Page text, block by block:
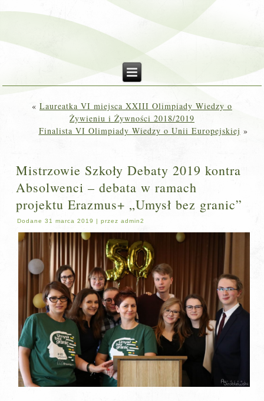
« Laureatka VI miejsca XXIII Olimpiady Wiedzy o
Żywieniu i Żywności 2018/2019
Finalista VI Olimpiady Wiedzy o Unii Europejskiej »
Mistrzowie Szkoły Debaty 2019 kontra
Absolwenci – debata w ramach
projektu Erazmus+ „Umysł bez granic”
Dodane 31 marca 2019 |przez admin2